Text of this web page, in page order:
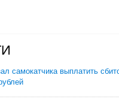
самокатчика выплатить